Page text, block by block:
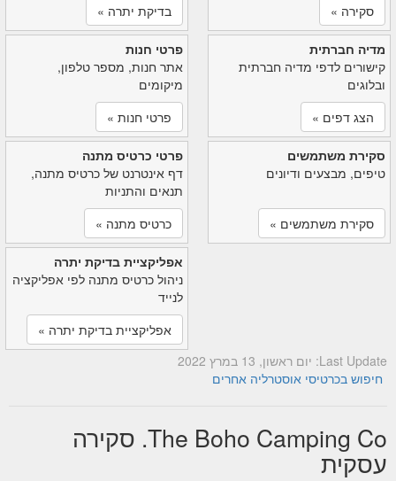
בדיקת יתרה » סקירה »
פרטי חנות
אתר חנות, מספר טלפון,
מיקומים
פרטי חנות »
מדיה חברתית
קישורים לדפי מדיה חברתית
ובלוגים
הצג דפים »
פרטי כרטיס מתנה
דף אינטרנט של כרטיס מתנה,
תנאים והתניות
כרטיס מתנה »
סקירת משתמשים
טיפים, מבצעים ודיונים
סקירת משתמשים »
אפליקציית בדיקת יתרה
ניהול כרטיס מתנה לפי אפליקציה
לנייד
אפליקציית בדיקת יתרה »
Last Update: יום ראשון, 13 במרץ 2022
חיפוש בכרטיסי אוסטרליה אחרים
The Boho Camping Co. סקירה
עסקית